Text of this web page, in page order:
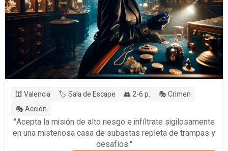
🕍 Valencia 🏷️ Sala de Escape 👥 2-6 p.
🎭 Crimen
🎭 Acción
"Acepta la misión de alto riesgo e infíltrate sigilosamente
en una misteriosa casa de subastas repleta de trampas y
desafíos."